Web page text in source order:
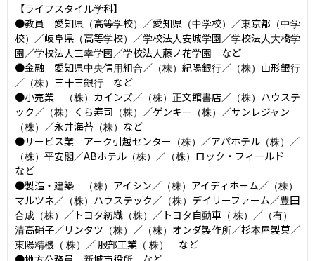
【ライフスタイル学科】
●教員　愛知県（高等学校）／愛知県（中学校）／東京都（中学
校）／岐阜県（高等学校）／学校法人安城学園／学校法人大橋学
園／学校法人三幸学園／学校法人藤ノ花学園　など
●金融　愛知県中央信用組合／（株）紀陽銀行／（株）山形銀行
／（株）三十三銀行　など
●小売業　（株）カインズ／（株）正文館書店／（株）ハウステ
ック／（株）くら寿司（株）／ゲンキー（株）／サンレジャン
（株）／永井海苔（株）など
●サービス業　アーク引越センター（株）／アパホテル（株）／
（株）平安閣／ABホテル（株）／（株）ロック・フィールド
など
●製造・建築　（株）アイシン／（株）アイディホーム／（株）
マルツネ／（株）ハウステック／（株）デイリーファーム／豊田
合成（株）／トヨタ紡織（株）／トヨタ自動車（ 株）／（有）
清高硝子／リンタツ（株）／（株）オンダ製作所／杉本屋製菓／
東陽精機（ 株）／ 服部工業（ 株）　など